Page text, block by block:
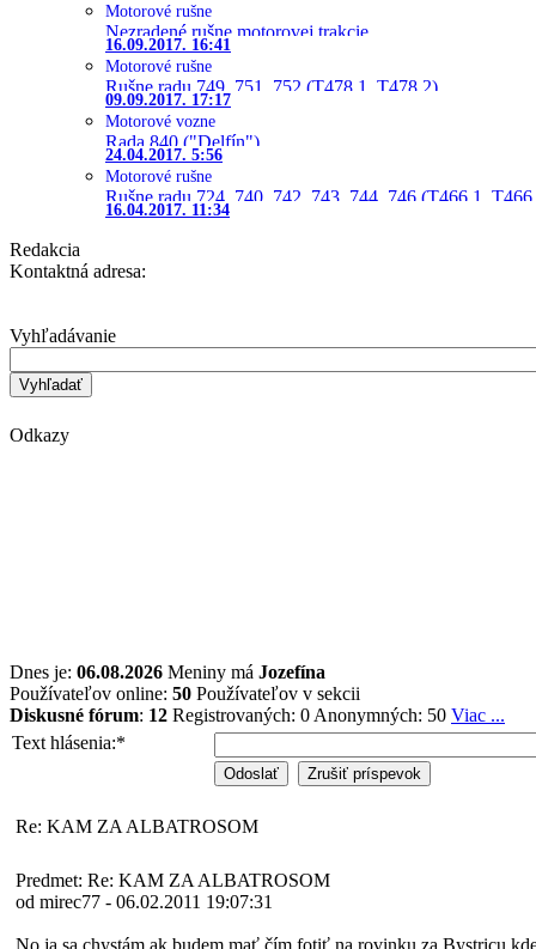
Motorové rušne
Nezradené rušne motorovej trakcie
16.09.2017. 16:41
Motorové rušne
Rušne radu 749, 751, 752 (T478.1, T478.2)
09.09.2017. 17:17
Motorové vozne
Rada 840 ("Delfín")
24.04.2017. 5:56
Motorové rušne
Rušne radu 724, 740, 742, 743, 744, 746 (T466.1,
16.04.2017. 11:34
Redakcia
Kontaktná adresa:
Vyhľadávanie
Odkazy
Dnes je: 06.08.2026 Meniny má Jozefína
Používateľov online: 50 Používateľov v sekcii
Diskusné fórum: 12 Registrovaných: 0 Anonymných: 50 Viac ...
Text hlásenia:*
Re: KAM ZA ALBATROSOM
Predmet: Re: KAM ZA ALBATROSOM
od mirec77 - 06.02.2011 19:07:31
No ja sa chystám ak budem mať čím fotiť na rovinku za Bystricu